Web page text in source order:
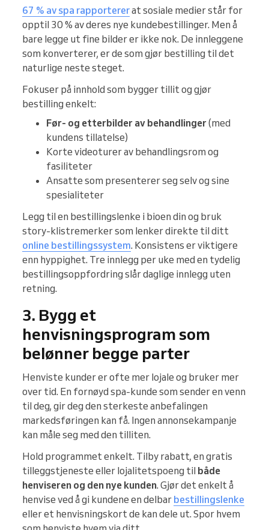
67 % av spa rapportererat sosiale medier står for
opptil 30 % av deres nye kundebestillinger. Men å
bare legge ut fine bilder er ikke nok. De innleggene
som konverterer, er de som gjør bestilling til det
naturlige neste steget.
Fokuser på innhold som bygger tillit og gjør
bestilling enkelt:
Før- og etterbilder av behandlinger(med
kundens tillatelse)
Korte videoturer av behandlingsrom og
fasiliteter
Ansatte som presenterer seg selv og sine
spesialiteter
Legg til en bestillingslenke i bioen din og bruk
story-klistremerker som lenker direkte til ditt
online bestillingssystem. Konsistens er viktigere
enn hyppighet. Tre innlegg per uke med en tydelig
bestillingsoppfordring slår daglige innlegg uten
retning.
3. Bygg et
henvisningsprogram som
belønner begge parter
Henviste kunder er ofte mer lojale og bruker mer
over tid. En fornøyd spa-kunde som sender en venn
til deg, gir deg den sterkeste anbefalingen
markedsføringen kan få. Ingen annonsekampanje
kan måle seg med den tilliten.
Hold programmet enkelt. Tilby rabatt, en gratis
tilleggstjeneste eller lojalitetspoeng til både
henviseren og den nye kunden. Gjør det enkelt å
henvise ved å gi kundene en delbar bestillingslenke
eller et henvisningskort de kan dele ut. Spor hvem